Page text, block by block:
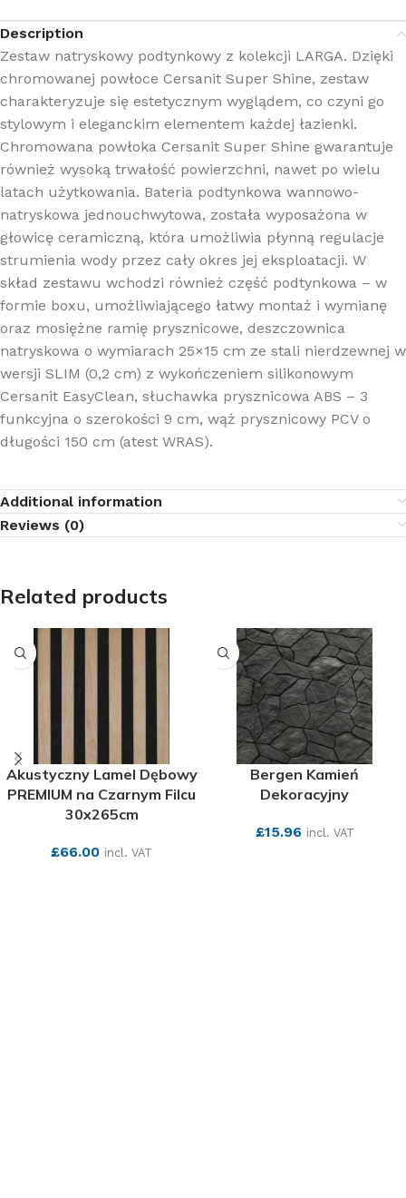
Description
Zestaw natryskowy podtynkowy z kolekcji LARGA. Dzięki
chromowanej powłoce Cersanit Super Shine, zestaw
charakteryzuje się estetycznym wyglądem, co czyni go
stylowym i eleganckim elementem każdej łazienki.
Chromowana powłoka Cersanit Super Shine gwarantuje
również wysoką trwałość powierzchni, nawet po wielu
latach użytkowania. Bateria podtynkowa wannowo-
natryskowa jednouchwytowa, została wyposażona w
głowicę ceramiczną, która umożliwia płynną regulacje
strumienia wody przez cały okres jej eksploatacji. W
skład zestawu wchodzi również część podtynkowa – w
formie boxu, umożliwiającego łatwy montaż i wymianę
oraz mosiężne ramię prysznicowe, deszczownica
natryskowa o wymiarach 25×15 cm ze stali nierdzewnej w
wersji SLIM (0,2 cm) z wykończeniem silikonowym
Cersanit EasyClean, słuchawka prysznicowa ABS – 3
funkcyjna o szerokości 9 cm, wąż prysznicowy PCV o
długości 150 cm (atest WRAS).
Additional information
Reviews (0)
Related products
Akustyczny Lamel Dębowy
PREMIUM na Czarnym Filcu
30x265cm
£66.00 incl. VAT
Bergen Kamień
Dekoracyjny
£15.96 incl. VAT